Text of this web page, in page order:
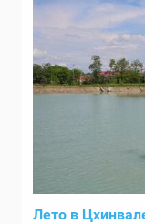
Лето в